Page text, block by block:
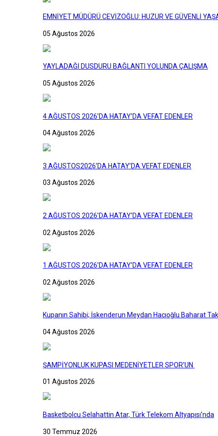
EMNİYET MÜDÜRÜ CEVİZOĞLU: HUZUR VE GÜVENLİ
05 Ağustos 2026
YAYLADAĞI DUSDURU BAĞLANTI YOLUNDA ÇALIŞMA
05 Ağustos 2026
4 AĞUSTOS 2026’DA HATAY’DA VEFAT EDENLER
04 Ağustos 2026
3 AĞUSTOS2026’DA HATAY’DA VEFAT EDENLER
03 Ağustos 2026
2 AĞUSTOS 2026’DA HATAY’DA VEFAT EDENLER
02 Ağustos 2026
1 AĞUSTOS 2026’DA HATAY’DA VEFAT EDENLER
02 Ağustos 2026
Kupanın Sahibi; İskenderun Meydan Hacıoğlu Baharat
04 Ağustos 2026
ŞAMPİYONLUK KUPASI MEDENİYETLER SPOR'UN
01 Ağustos 2026
Basketbolcu Selahattin Atar, Türk Telekom Altyapısı’nda
30 Temmuz 2026